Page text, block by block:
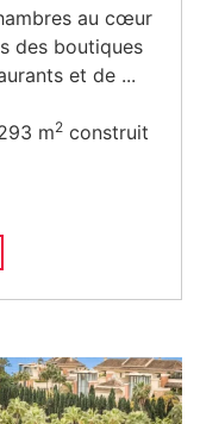
au cœur
des boutiques
et de ...
m2 construit